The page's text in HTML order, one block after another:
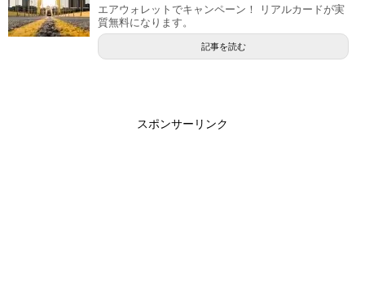
エアウォレットでキャンペーン！ リアルカードが実
質無料になります。
記事を読む
スポンサーリンク